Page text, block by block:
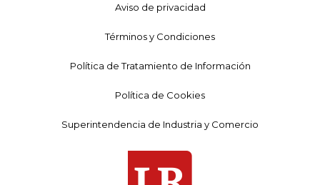
Aviso de privacidad
Términos y Condiciones
Política de Tratamiento de Información
Política de Cookies
Superintendencia de Industria y Comercio